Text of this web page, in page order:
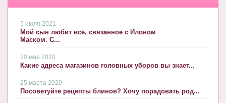
5 июля 2021
Мой сын любит все, связанное с Илоном
Маском. С...
20 мая 2020
Какие адреса магазинов головных уборов вы знает...
25 марта 2020
Посоветуйте рецепты блинов? Хочу порадовать род...